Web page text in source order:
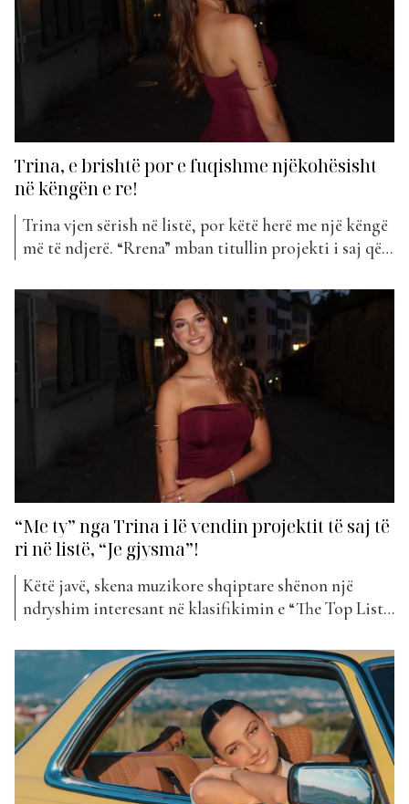
Trina, e brishtë por e fuqishme njëkohësisht
në këngën e re!
Trina vjen sërish në listë, por këtë herë me një këngë
më të ndjerë. “Rrena” mban titullin projekti i saj që
këngë emocionale dhe e sinqertë që flet për
mashtrimin, besimin e thyer dhe të vërtetat e
pathëna. Me...
“Me ty” nga Trina i lë vendin projektit të saj të
ri në listë, “Je gjysma”!
Këtë javë, skena muzikore shqiptare shënon një
ndryshim interesant në klasifikimin e “The Top List”,
debutuese “Me Ty”. Kënga, e cila qëndroi për disa javë
në listë dhe mori vëmendje për vibe-in plot gjallëri, i
liron tashmë vendin projektit më të ri të artistes.
Trina...